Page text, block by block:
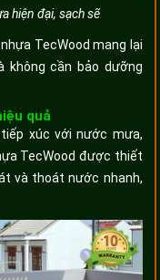
hiện đại, sạch sẽ
TecWood mang lại
không cần bảo dưỡng
quả
xúc với nước mưa,
TecWood được thiết
và thoát nước nhanh,